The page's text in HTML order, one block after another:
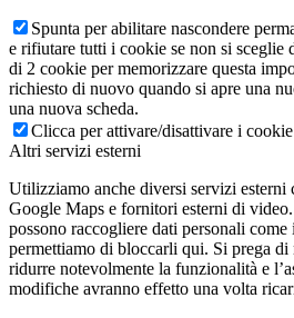
Spunta per abilitare nascondere
e rifiutare tutti i cookie se non si
di 2 cookie per memorizzare questa
richiesto di nuovo quando si apre una
una nuova scheda.
Clicca per attivare/disattivare i
Altri servizi esterni
Utilizziamo anche diversi servizi esterni
Google Maps e fornitori esterni di
possono raccogliere dati personali
permettiamo di bloccarli qui. Si prega di
ridurre notevolmente la funzionalità e
modifiche avranno effetto una volta